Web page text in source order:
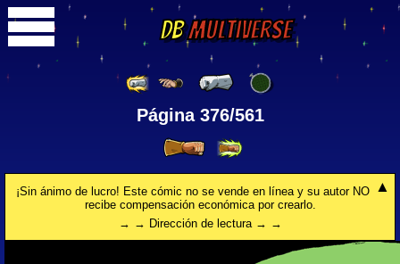
DBMultiverse
Página 376/561
¡Sin ánimo de lucro! Este cómic no se vende en línea y su autor NO
recibe compensación económica por crearlo.
→ → Dirección de lectura → →